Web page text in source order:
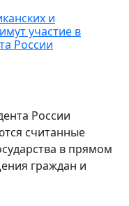
и
участие в
России
России
считанные
в прямом
граждан и